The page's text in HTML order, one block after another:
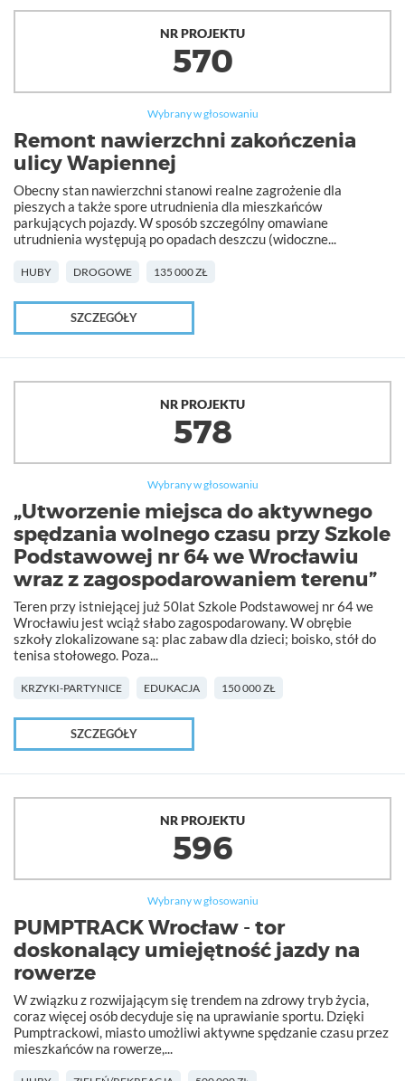
NR PROJEKTU
570
Wybrany w głosowaniu
Remont nawierzchni zakończenia
ulicy Wapiennej
Obecny stan nawierzchni stanowi realne zagrożenie dla
pieszych a także spore utrudnienia dla mieszkańców
parkujących pojazdy. W sposób szczególny omawiane
utrudnienia występują po opadach deszczu (widoczne...
HUBY DROGOWE 135 000 ZŁ
SZCZEGÓŁY
NR PROJEKTU
578
Wybrany w głosowaniu
„Utworzenie miejsca do aktywnego
spędzania wolnego czasu przy Szkole
Podstawowej nr 64 we Wrocławiu
wraz z zagospodarowaniem terenu”
Teren przy istniejącej już 50lat Szkole Podstawowej nr 64 we
Wrocławiu jest wciąż słabo zagospodarowany. W obrębie
szkoły zlokalizowane są: plac zabaw dla dzieci; boisko, stół do
tenisa stołowego. Poza...
KRZYKI-PARTYNICE EDUKACJA 150 000 ZŁ
SZCZEGÓŁY
NR PROJEKTU
596
Wybrany w głosowaniu
PUMPTRACK Wrocław - tor
doskonalący umiejętność jazdy na
rowerze
W związku z rozwijającym się trendem na zdrowy tryb życia,
coraz więcej osób decyduje się na uprawianie sportu. Dzięki
Pumptrackowi, miasto umożliwi aktywne spędzanie czasu przez
mieszkańców na rowerze,...